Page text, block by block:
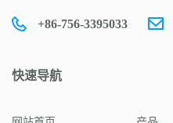
+86-756-3395033
快速导航